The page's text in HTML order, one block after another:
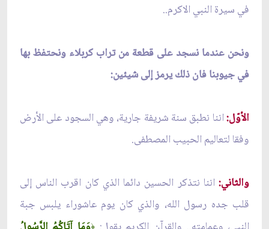
في سيرة النبي الاكرم..
ونحن عندما نسجد على قطعة من تراب كربلاء ونحتفظ بها
في جيوبنا فان ذلك يرمز إلى شيئين:
الأوّل:اننا نطبق سنة شريفة جارية، وهي السجود على الأرض
وفقا لتعاليم الحبيب المصطفى.
والثاني:اننا نتذكر الحسين دائما الذي كان اقرب الناس إلى
قلب جده رسول الله، والذي كان يوم عاشوراء يلبس جبة
﴿